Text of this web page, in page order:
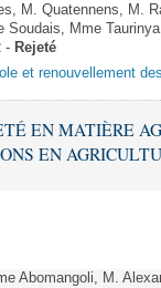
M. Quatennens, M.
Mme
- Rejeté
et renouvellement
EN MATIÈRE
EN
Abomangoli, M.